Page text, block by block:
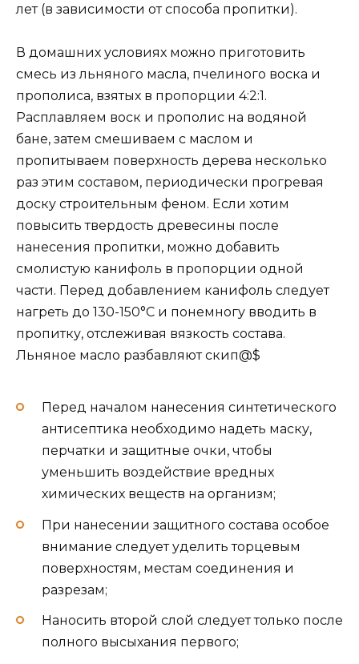
лет (в зависимости от способа пропитки).
В домашних условиях можно приготовить
смесь из льняного масла, пчелиного воска и
прополиса, взятых в пропорции 4:2:1.
Расплавляем воск и прополис на водяной
бане, затем смешиваем с маслом и
пропитываем поверхность дерева несколько
раз этим составом, периодически прогревая
доску строительным феном. Если хотим
повысить твердость древесины после
нанесения пропитки, можно добавить
смолистую канифоль в пропорции одной
части. Перед добавлением канифоль следует
нагреть до 130-150°С и понемногу вводить в
пропитку, отслеживая вязкость состава.
Льняное масло разбавляют скип@$
Перед началом нанесения синтетического
антисептика необходимо надеть маску,
перчатки и защитные очки, чтобы
уменьшить воздействие вредных
химических веществ на организм;
При нанесении защитного состава особое
внимание следует уделить торцевым
поверхностям, местам соединения и
разрезам;
Наносить второй слой следует только после
полного высыхания первого;